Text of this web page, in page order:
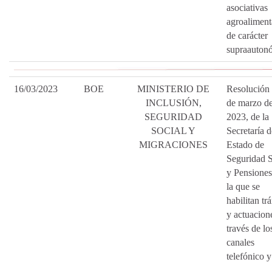
asociativas
de carácter
16/03/2023 BOE
MINISTERIO DE
INCLUSIÓN,
SEGURIDAD
SOCIAL Y
MIGRACIONES
Resolución
de marzo
2023, de la
Secretaría
Estado de
Seguridad
y
la que se
habilitan
y
través de
canales
telefónico y